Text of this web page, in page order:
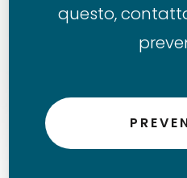
questo,